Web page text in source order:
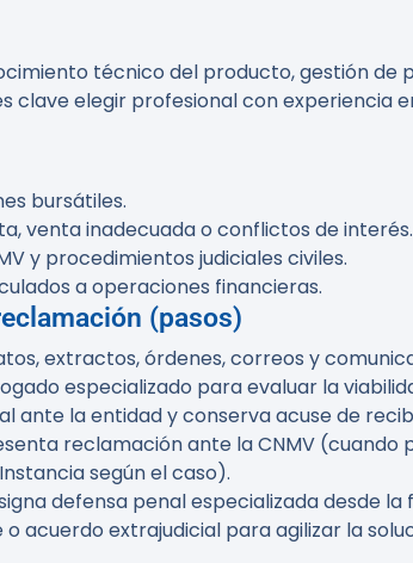
técnico del producto, gestión
clave elegir profesional con experiencia
bursátiles.
venta inadecuada o conflictos de interés.
y procedimientos judiciales civiles.
a operaciones financieras.
(pasos)
extractos, órdenes, correos y
especializado para evaluar la
ante la entidad y conserva acuse de
reclamación ante la CNMV
según el caso).
defensa penal especializada desde la
acuerdo extrajudicial para agilizar la